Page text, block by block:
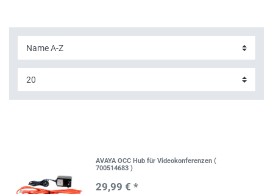
AVAYA OCC Hub für Videokonferenzen (
700514683 )
29,99 € *